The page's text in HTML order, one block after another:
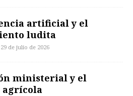
artificial y el
ludita
de julio de 2026
ministerial y el
agrícola